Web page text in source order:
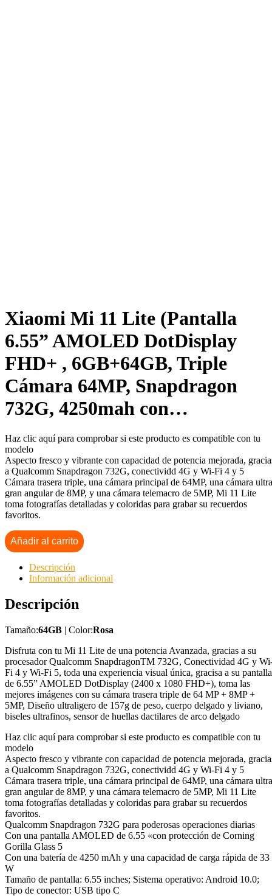
Xiaomi Mi 11 Lite (Pantalla
6.55” AMOLED DotDisplay
FHD+ , 6GB+64GB, Triple
Cámara 64MP, Snapdragon
732G, 4250mah con…
Haz clic aquí para comprobar si este producto es compatible con tu
modelo
Aspecto fresco y vibrante con capacidad de potencia mejorada,
a Qualcomm Snapdragon 732G, conectividd 4G y Wi-Fi 4 y 5
Cámara trasera triple, una cámara principal de 64MP, una cámara ultra
gran angular de 8MP, y una cámara telemacro de 5MP, Mi 11 Lite
toma fotografías detalladas y coloridas para grabar su recuerdos
favoritos.
Añadir al carrito
Descripción
Información adicional
Descripción
Tamaño:64GB | Color:Rosa
Disfruta con tu Mi 11 Lite de una potencia Avanzada, gracias a su
procesador Qualcomm SnapdragonTM 732G, Conectividad 4G y
Fi 4 y Wi-Fi 5, toda una experiencia visual única, gracisa a su pantalla
de 6.55” AMOLED DotDisplay (2400 x 1080 FHD+), toma las
mejores imágenes con su cámara trasera triple de 64 MP + 8MP +
5MP, Diseño ultraligero de 157g de peso, cuerpo delgado y liviano,
biseles ultrafinos, sensor de huellas dactilares de arco delgado
Haz clic aquí para comprobar si este producto es compatible con tu
modelo
Aspecto fresco y vibrante con capacidad de potencia mejorada,
a Qualcomm Snapdragon 732G, conectividd 4G y Wi-Fi 4 y 5
Cámara trasera triple, una cámara principal de 64MP, una cámara ultra
gran angular de 8MP, y una cámara telemacro de 5MP, Mi 11 Lite
toma fotografías detalladas y coloridas para grabar su recuerdos
favoritos.
Qualcomm Snapdragon 732G para poderosas operaciones diarias
Con una pantalla AMOLED de 6.55 «con protección de Corning
Gorilla Glass 5
Con una batería de 4250 mAh y una capacidad de carga rápida de 33
W
Tamaño de pantalla: 6.55 inches; Sistema operativo: Android 10.0;
Tipo de conector: USB tipo C